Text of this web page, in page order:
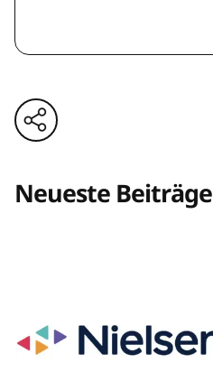
Neueste Beiträge